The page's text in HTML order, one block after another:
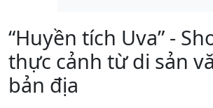
“Huyền tích Uva” -
thực cảnh từ di sản
bản địa